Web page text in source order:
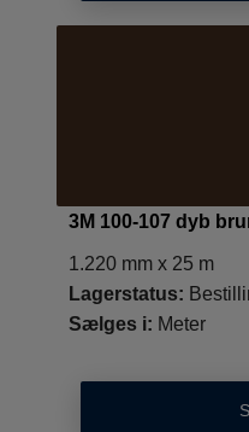
3M 100-107 dyb
1.220 mm x 25 m
Lagerstatus:
Sælges i: Meter